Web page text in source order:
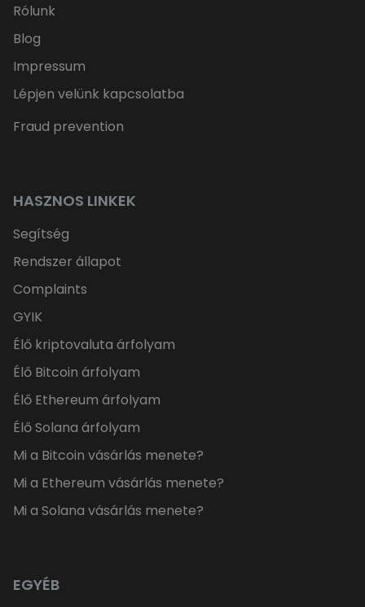
Rólunk
Blog
Impressum
Lépjen velünk kapcsolatba
Fraud prevention
HASZNOS LINKEK
Segítség
Rendszer állapot
Complaints
GYIK
Élő kriptovaluta árfolyam
Élő Bitcoin árfolyam
Élő Ethereum árfolyam
Élő Solana árfolyam
Mi a Bitcoin vásárlás menete?
Mi a Ethereum vásárlás menete?
Mi a Solana vásárlás menete?
EGYÉB